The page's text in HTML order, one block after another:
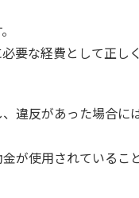
要な経費として正し
違反があった場合に
が使用されているこ